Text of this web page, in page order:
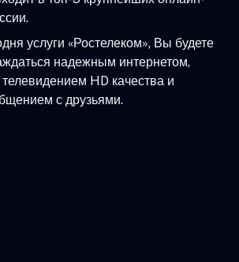
услуги «Ростелеком», Вы будете
надежным интернетом,
HD качества и
с друзьями.